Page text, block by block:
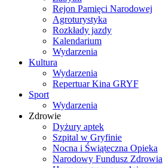
Rejon Pamięci Narodowej
Agroturystyka
Rozkłady jazdy
Kalendarium
Wydarzenia
Kultura
Wydarzenia
Repertuar Kina GRYF
Sport
Wydarzenia
Zdrowie
Dyżury aptek
Szpital w Gryfinie
Nocna i Świąteczna Opieka
Narodowy Fundusz Zdrowia